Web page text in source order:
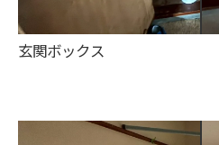
玄関ボックス